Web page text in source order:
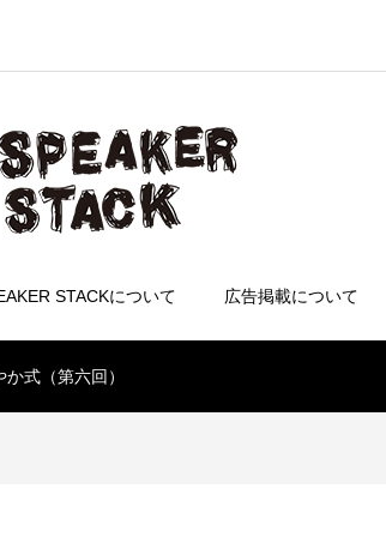
STACKについて 広告掲載について
式（第六回）